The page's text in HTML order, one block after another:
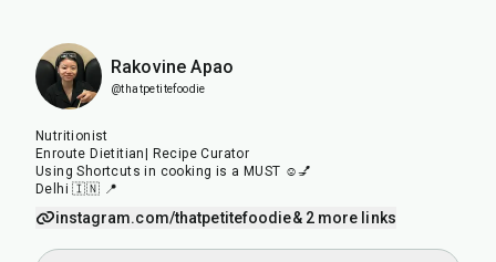
Rakovine Apao
@thatpetitefoodie
Nutritionist
Enroute Dietitian| Recipe Curator
Using Shortcuts in cooking is a MUST ☺️💅
Delhi 🇮🇳 📍
instagram.com/thatpetitefoodie& 2 more links